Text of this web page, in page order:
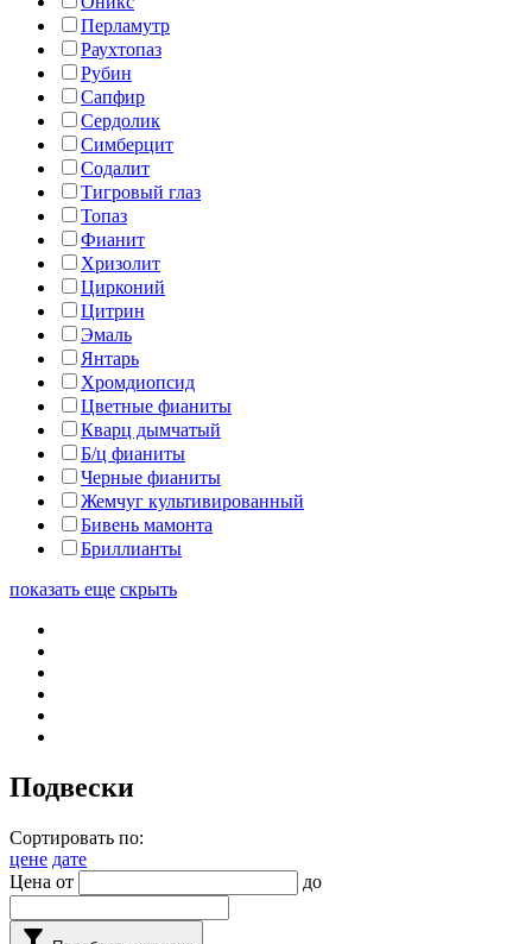
Перламутр
Раухтопаз
Рубин
Сапфир
Сердолик
Симберцит
Содалит
Тигровый глаз
Топаз
Фианит
Хризолит
Цирконий
Цитрин
Эмаль
Янтарь
Хромдиопсид
Цветные фианиты
Кварц дымчатый
Б/ц фианиты
Черные фианиты
Жемчуг культивированный
Бивень мамонта
Бриллианты
показать еще скрыть
Подвески
Сортировать по:
цене дате
Цена от
до
filter_alt